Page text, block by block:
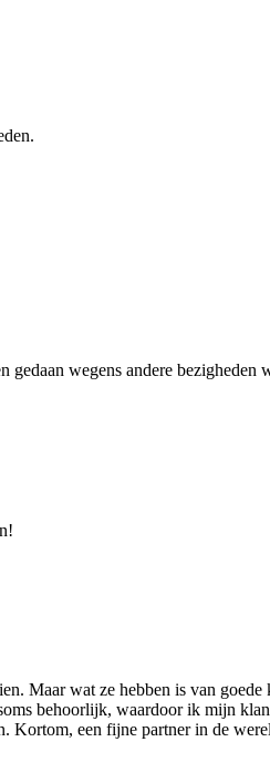
wegens andere bezigheden
Maar wat ze hebben is van
behoorlijk, waardoor ik mijn
Kortom, een fijne partner in de